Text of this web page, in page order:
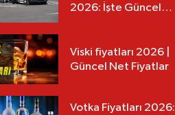
2026: İşte Güncel
Viski fiyatları 2026 |
Güncel Net Fiyatlar
Votka Fiyatları 2026: